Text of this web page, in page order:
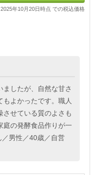
年10月20日時点 での税込価格
したが、自然な甘さ
もよかったです。職人
させている質のよさも
庭の発酵食品作りが一
男性／40歳／自営